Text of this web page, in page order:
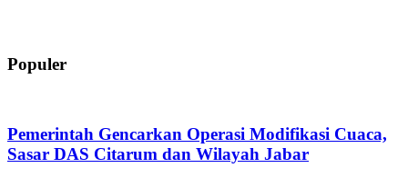
Populer
Pemerintah Gencarkan Operasi Modifikasi Cuaca,
Sasar DAS Citarum dan Wilayah Jabar